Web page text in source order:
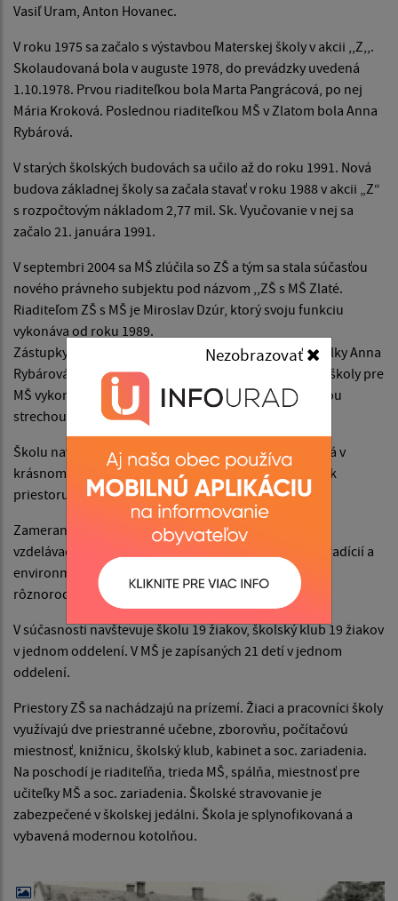
Vasiľ Uram, Anton Hovanec.
V roku 1975 sa začalo s výstavbou Materskej školy v akcii ,,Z,,.
Skolaudovaná bola v auguste 1978, do prevádzky uvedená
1.10.1978. Prvou riaditeľkou bola Marta Pangrácová, po nej
Mária Kroková. Poslednou riaditeľkou MŠ v Zlatom bola Anna
Rybárová.
V starých školských budovách sa učilo až do roku 1991. Nová
budova základnej školy sa začala stavať v roku 1988 v akcii „Z“
s rozpočtovým nákladom 2,77 mil. Sk. Vyučovanie v nej sa
začalo 21. januára 1991.
V septembri 2004 sa MŠ zlúčila so ZŠ a tým sa stala súčasťou
nového právneho subjektu pod názvom ,,ZŠ s MŠ Zlaté.
Riaditeľom ZŠ s MŠ je Miroslav Dzúr, ktorý svoju funkciu
vykonáva od roku 1989.
Zástupkyňou pre MŠ sa stala doterajšia riaditeľka škôlky Anna
Rybárová. Od roku 2018 funkciu zástupkyne riaditeľa školy pre
MŠ vykonáva Daniela Banasová . ZŠ s MŠ je pod jednou
strechou v priestoroch ZŠ.
Školu navštevujú žiaci od 1.- 4. ročníka. Je umiestnená v
krásnom prírodnom prostredí, kde deti majú dostatok
priestoru na svoju školskú i mimoškolskú činnosť.
Zameranie školy je okrem prioritného výchovno-
vzdelávacieho cieľa, výchova k zachovaniu ľudových tradícií a
environmentalistika. Toto zameranie sa uplatňuje pri
rôznorodej mimoškolskej činnosti.
V súčasnosti navštevuje školu 19 žiakov, školský klub 19 žiakov
v jednom oddelení. V MŠ je zapísaných 21 detí v jednom
oddelení.
Priestory ZŠ sa nachádzajú na prízemí. Žiaci a pracovníci školy
využívajú dve priestranné učebne, zborovňu, počítačovú
miestnosť, knižnicu, školský klub, kabinet a soc. zariadenia.
Na poschodí je riaditeľňa, trieda MŠ, spálňa, miestnosť pre
učiteľky MŠ a soc. zariadenia. Školské stravovanie je
zabezpečené v školskej jedálni. Škola je splynofikovaná a
vybavená modernou kotolňou.
Nezobrazovať